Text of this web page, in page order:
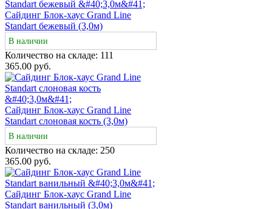
Сайдинг Блок-хаус Grand Line
Standart бежевый (3,0м)
В наличии
Количество на складе: 111
365.00 руб.
Сайдинг Блок-хаус Grand Line
Standart слоновая кость (3,0м)
В наличии
Количество на складе: 250
365.00 руб.
Сайдинг Блок-хаус Grand Line
Standart ванильный (3,0м)